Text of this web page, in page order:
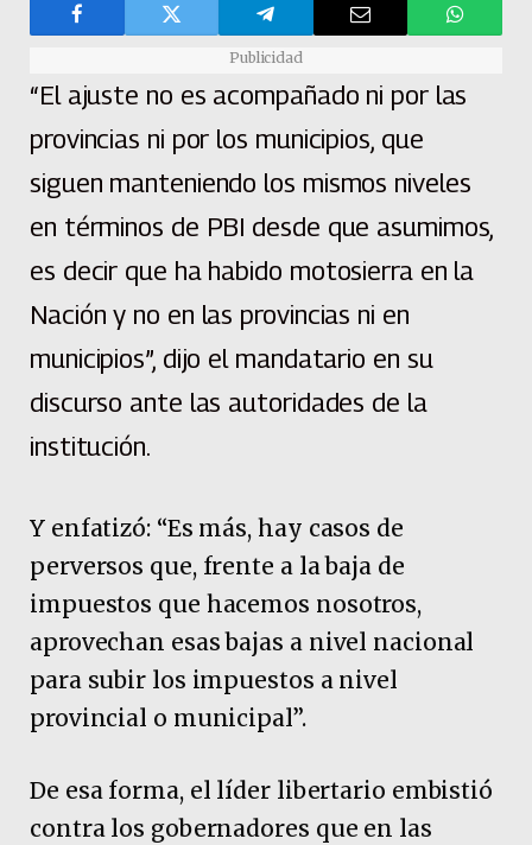
Publicidad
“El ajuste no es acompañado ni por las
provincias ni por los municipios, que
siguen manteniendo los mismos niveles
en términos de PBI desde que asumimos,
es decir que ha habido motosierra en la
Nación y no en las provincias ni en
municipios”, dijo el mandatario en su
discurso ante las autoridades de la
institución.
Y enfatizó: “Es más, hay casos de
perversos que, frente a la baja de
impuestos que hacemos nosotros,
aprovechan esas bajas a nivel nacional
para subir los impuestos a nivel
provincial o municipal”.
De esa forma, el líder libertario embistió
contra los gobernadores que en las